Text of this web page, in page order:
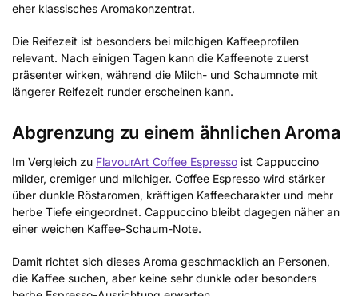
eher klassisches Aromakonzentrat.
Die Reifezeit ist besonders bei milchigen Kaffeeprofilen
relevant. Nach einigen Tagen kann die Kaffeenote zuerst
präsenter wirken, während die Milch- und Schaumnote mit
längerer Reifezeit runder erscheinen kann.
Abgrenzung zu einem ähnlichen Aroma
Im Vergleich zu FlavourArt Coffee Espresso ist Cappuccino
milder, cremiger und milchiger. Coffee Espresso wird stärker
über dunkle Röstaromen, kräftigen Kaffeecharakter und mehr
herbe Tiefe eingeordnet. Cappuccino bleibt dagegen näher an
einer weichen Kaffee-Schaum-Note.
Damit richtet sich dieses Aroma geschmacklich an Personen,
die Kaffee suchen, aber keine sehr dunkle oder besonders